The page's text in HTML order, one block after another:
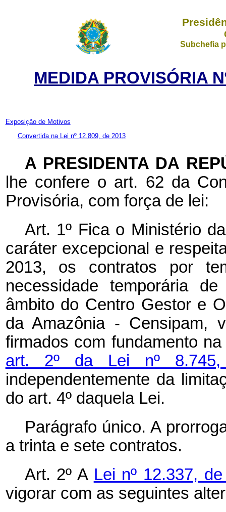
Subchefia
MEDIDA PROVISÓRIA
Exposição de Motivos
Convertida na Lei nº 12.809, de 2013
A PRESIDENTA DA
lhe confere o art. 62 da
Provisória, com força de lei:
Art. 1º Fica o Ministério
caráter excepcional e
2013, os contratos por
necessidade temporária
âmbito do Centro Gestor e
da Amazônia - Censipam,
firmados com fundamento
art. 2º da Lei nº
independentemente da
do art. 4º daquela Lei.
Parágrafo único. A
a trinta e sete contratos.
Art. 2º A Lei nº 12.337,
vigorar com as seguintes